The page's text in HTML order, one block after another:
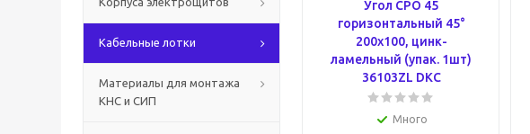
Кабельные лотки
Материалы для монтажа
КНС и СИП
Угол CPO 45
горизонтальный 45°
200х100, цинк-
ламельный (упак. 1шт)
36103ZL DKC
Много